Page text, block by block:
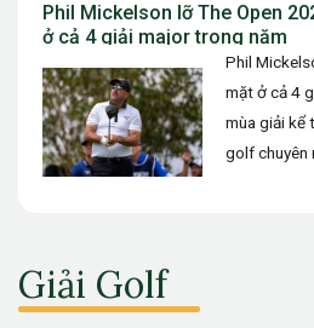
Phil Mickelson lỡ The Open
ở cả 4 giải major trong năm
Phil
mặt ở cả 4
mùa giải kể
golf chuyên
Giải Golf